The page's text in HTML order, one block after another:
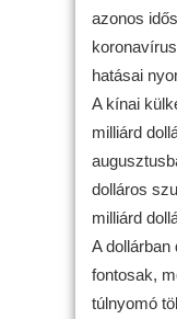
azonos
hatásai
A kínai
milliárd
dolláros
milliárd
A dollárban
fontosak,
túlnyomó